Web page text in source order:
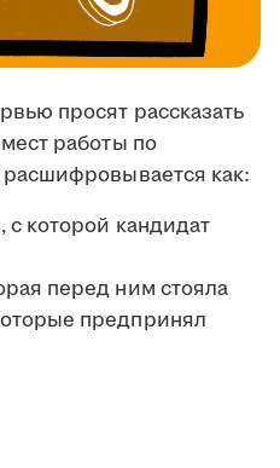
просят рассказать
работы по
как:
с которой кандидат
перед ним стояла
предпринял